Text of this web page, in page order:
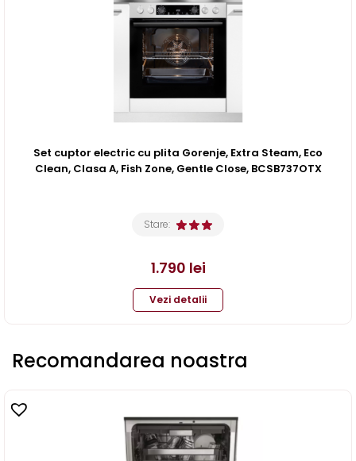
Set cuptor electric cu plita Gorenje, Extra Steam, Eco
Clean, Clasa A, Fish Zone, Gentle Close, BCSB737OTX
Stare:
1.790 lei
Vezi detalii
Recomandarea noastra